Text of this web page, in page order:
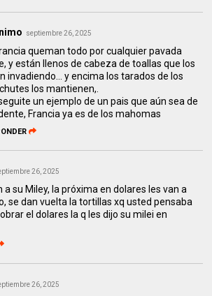
septiembre 26, 2025
queman todo por cualquier pavada
y están llenos de cabeza de toallas que los
invadiendo... y encima los tarados de los
los mantienen,.
un ejemplo de un pais que aún sea de
Francia ya es de los mahomas
26, 2025
a su Miley, la próxima en dolares les van a
se dan vuelta la tortillas xq usted pensaba
el dolares la q les dijo su milei en
26, 2025